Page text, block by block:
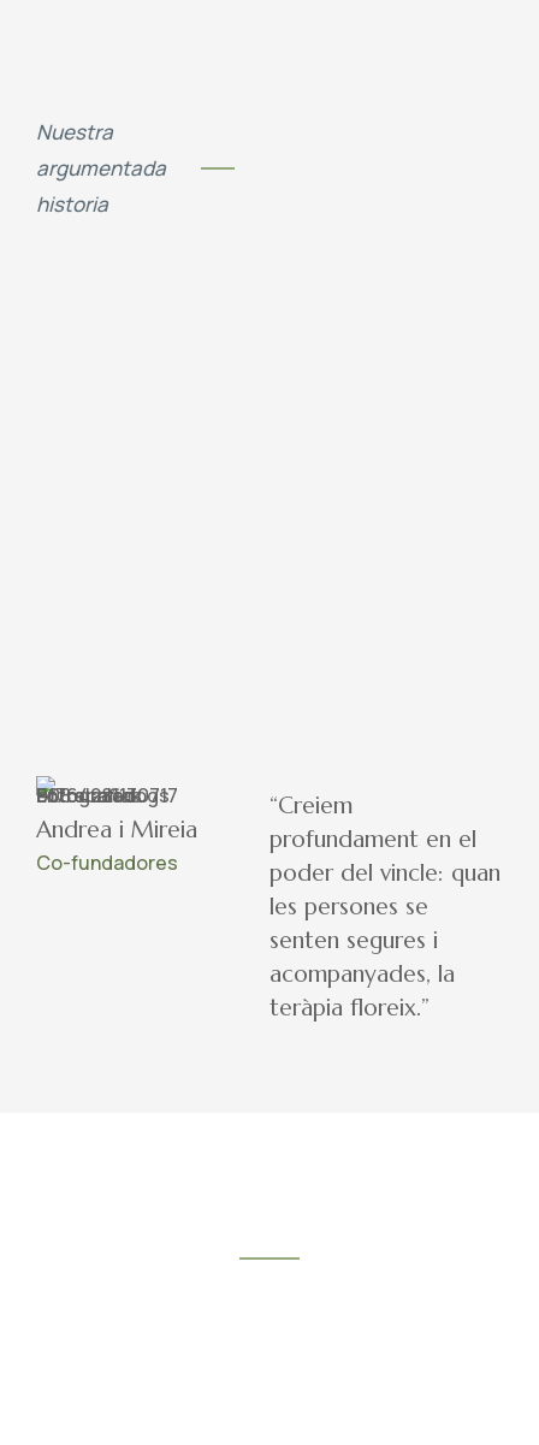
Nuestra
argumentada
historia
Andrea i Mireia
Co-fundadores
“Creiem
profundament en el
poder del vincle: quan
les persones se
senten segures i
acompanyades, la
teràpia floreix.”